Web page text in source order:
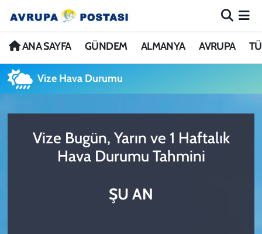
ANA SAYFA GÜNDEM ALMANYA AVRUPA
Vize Hava Durumu
Vize Bugün, Yarın ve 1 Haftalık
Hava Durumu Tahmini
ŞU AN
ANA SAYFA
GÜNDEM
AVRUPA
TÜRKİYE
Nöbetçi Eczaneler
Hava Durumu
Trafik Durumu
Avrupa Ligi Puan Durumu ve Fikstür